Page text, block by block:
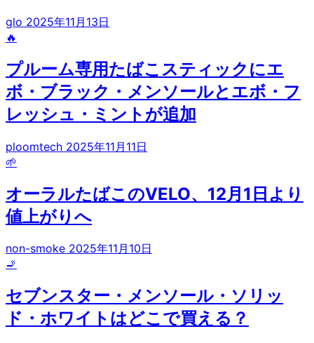
glo 2025年11月13日
🔥
プルーム専用たばこスティックにエ
ボ・ブラック・メンソールとエボ・フ
レッシュ・ミントが追加
ploomtech 2025年11月11日
🌱
オーラルたばこのVELO、12月1日より
値上がりへ
non-smoke 2025年11月10日
🚬
セブンスター・メンソール・ソリッ
ド・ホワイトはどこで買える？